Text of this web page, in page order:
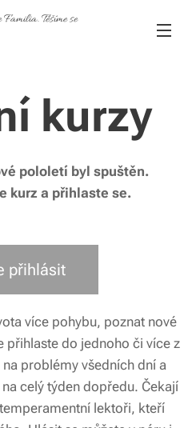
Těšíme se
kurzy
pololetí byl spuštěn.
kurz a přihlaste se.
přihlásit
více pohybu, poznat nové
přihlaste do jednoho či více z
problémy všedních dní a
celý týden dopředu. Čekají
lektoři, kteří